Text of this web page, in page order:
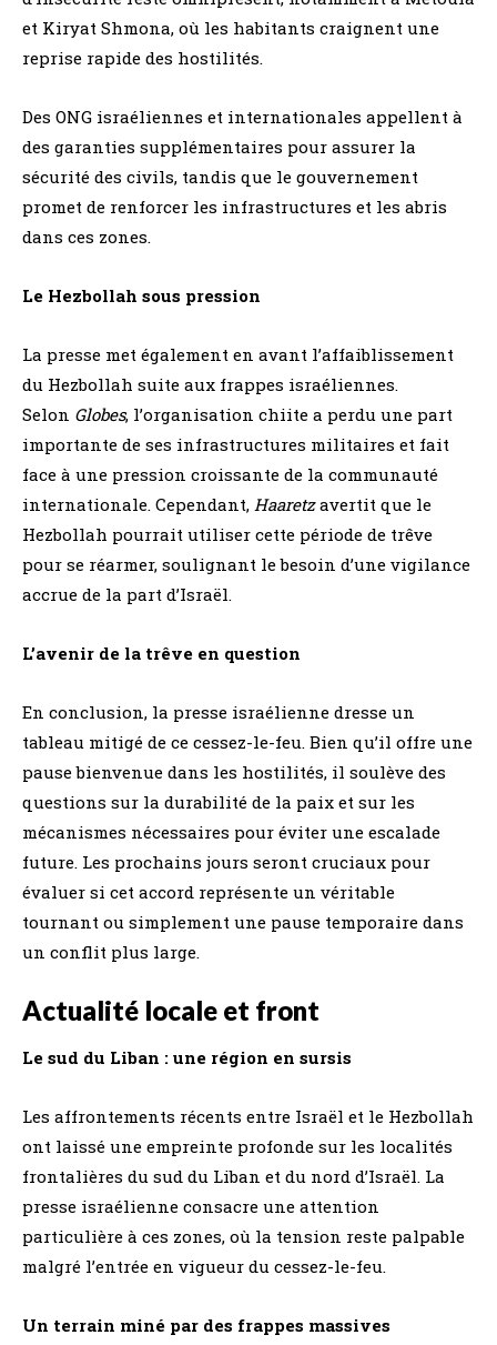
et Kiryat Shmona, où les habitants craignent une
reprise rapide des hostilités.
Des ONG israéliennes et internationales appellent à
des garanties supplémentaires pour assurer la
sécurité des civils, tandis que le gouvernement
promet de renforcer les infrastructures et les abris
dans ces zones.
Le Hezbollah sous pression
La presse met également en avant l’affaiblissement
du Hezbollah suite aux frappes israéliennes.
Selon Globes, l’organisation chiite a perdu une part
importante de ses infrastructures militaires et fait
face à une pression croissante de la communauté
internationale. Cependant, Haaretzavertit que le
Hezbollah pourrait utiliser cette période de trêve
pour se réarmer, soulignant le besoin d’une vigilance
accrue de la part d’Israël.
L’avenir de la trêve en question
En conclusion, la presse israélienne dresse un
tableau mitigé de ce cessez-le-feu. Bien qu’il offre une
pause bienvenue dans les hostilités, il soulève des
questions sur la durabilité de la paix et sur les
mécanismes nécessaires pour éviter une escalade
future. Les prochains jours seront cruciaux pour
évaluer si cet accord représente un véritable
tournant ou simplement une pause temporaire dans
un conflit plus large.
Actualité locale et front
Le sud du Liban : une région en sursis
Les affrontements récents entre Israël et le Hezbollah
ont laissé une empreinte profonde sur les localités
frontalières du sud du Liban et du nord d’Israël. La
presse israélienne consacre une attention
particulière à ces zones, où la tension reste palpable
malgré l’entrée en vigueur du cessez-le-feu.
Un terrain miné par des frappes massives